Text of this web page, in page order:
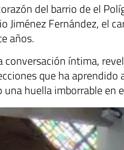
del barrio de el
Jiménez Fernández, el
años.
conversación íntima,
que ha
una huella imborrable en